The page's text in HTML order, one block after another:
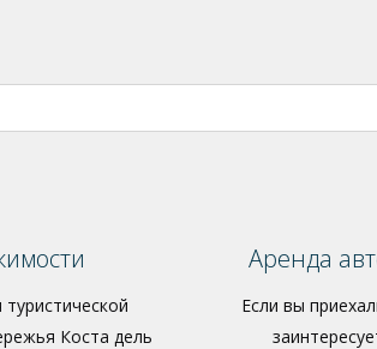
Коста дель
Аренда
Если вы